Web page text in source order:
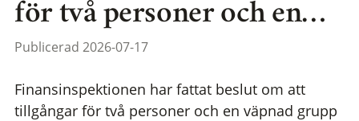
för två personer och en…
Publicerad 2026-07-17
Finansinspektionen har fattat beslut om att
tillgångar för två personer och en väpnad grupp